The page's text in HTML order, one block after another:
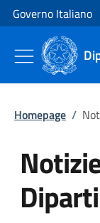
Vai al contenuto
Vai alla navigazione
Governo Italiano
Homepage /